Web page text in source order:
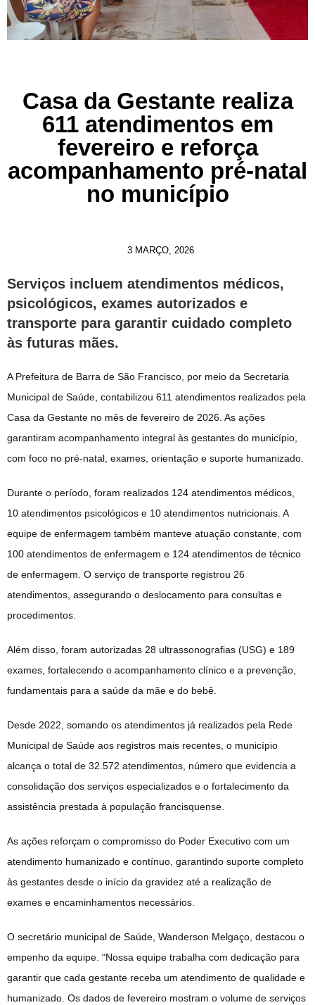
Casa da Gestante realiza
611 atendimentos em
fevereiro e reforça
acompanhamento pré-natal
no município
3 MARÇO, 2026
Serviços incluem atendimentos médicos,
psicológicos, exames autorizados e
transporte para garantir cuidado completo
às futuras mães.
A Prefeitura de Barra de São Francisco, por meio da Secretaria
Municipal de Saúde, contabilizou 611 atendimentos realizados pela
Casa da Gestante no mês de fevereiro de 2026. As ações
garantiram acompanhamento integral às gestantes do município,
com foco no pré-natal, exames, orientação e suporte humanizado.
Durante o período, foram realizados 124 atendimentos médicos,
10 atendimentos psicológicos e 10 atendimentos nutricionais. A
equipe de enfermagem também manteve atuação constante, com
100 atendimentos de enfermagem e 124 atendimentos de técnico
de enfermagem. O serviço de transporte registrou 26
atendimentos, assegurando o deslocamento para consultas e
procedimentos.
Além disso, foram autorizadas 28 ultrassonografias (USG) e 189
exames, fortalecendo o acompanhamento clínico e a prevenção,
fundamentais para a saúde da mãe e do bebê.
Desde 2022, somando os atendimentos já realizados pela Rede
Municipal de Saúde aos registros mais recentes, o município
alcança o total de 32.572 atendimentos, número que evidencia a
consolidação dos serviços especializados e o fortalecimento da
assistência prestada à população francisquense.
As ações reforçam o compromisso do Poder Executivo com um
atendimento humanizado e contínuo, garantindo suporte completo
às gestantes desde o início da gravidez até a realização de
exames e encaminhamentos necessários.
O secretário municipal de Saúde, Wanderson Melgaço, destacou o
empenho da equipe. “Nossa equipe trabalha com dedicação para
garantir que cada gestante receba um atendimento de qualidade e
humanizado. Os dados de fevereiro mostram o volume de serviços